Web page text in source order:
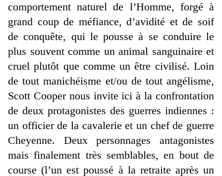
comportement naturel de l’Homme, forgé à
grand coup de méfiance, d’avidité et de soif
de conquête, qui le pousse à se conduire le
plus souvent comme un animal sanguinaire et
cruel plutôt que comme un être civilisé. Loin
de tout manichéisme et/ou de tout angélisme,
Scott Cooper nous invite ici à la confrontation
de deux protagonistes des guerres indiennes :
un officier de la cavalerie et un chef de guerre
Cheyenne. Deux personnages antagonistes
mais finalement très semblables, en bout de
course (l’un est poussé à la retraite après un